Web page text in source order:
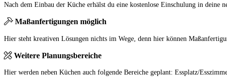
Nach dem Einbau der Küche erhälst du eine kostenlose Einschulung in deine
Maßanfertigungen möglich
Hier steht kreativen Lösungen nichts im Wege, denn hier können
Weitere Planungsbereiche
Hier werden neben Küchen auch folgende Bereiche geplant: Essplatz/